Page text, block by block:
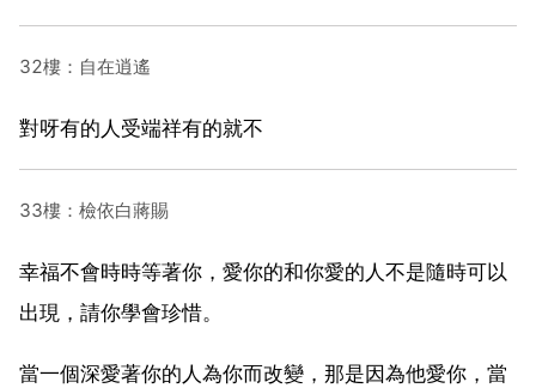
32樓：自在逍遙
對呀有的人受端祥有的就不
33樓：檢依白蔣賜
幸福不會時時等著你，愛你的和你愛的人不是隨時可以
出現，請你學會珍惜。
當一個深愛著你的人為你而改變，那是因為他愛你，當